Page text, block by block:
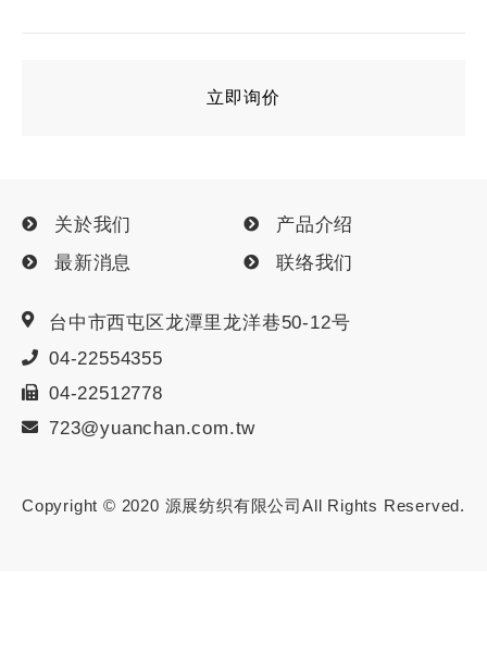
立即询价
关於我们
产品介绍
最新消息
联络我们
台中市西屯区 龙潭里龙洋巷50-12号
04-22554355
04-22512778
723@yuanchan.com.tw
Copyright © 2020 源展纺织有限公司All Rights Reserved.